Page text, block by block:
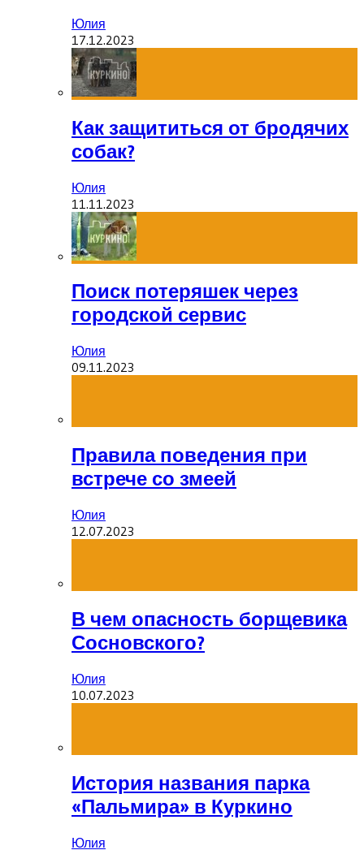
Юлия
17.12.2023
Как защититься от бродячих
собак?
Юлия
11.11.2023
Поиск потеряшек через
городской сервис
Юлия
09.11.2023
Правила поведения при
встрече со змеей
Юлия
12.07.2023
В чем опасность борщевика
Сосновского?
Юлия
10.07.2023
История названия парка
«Пальмира» в Куркино
Юлия